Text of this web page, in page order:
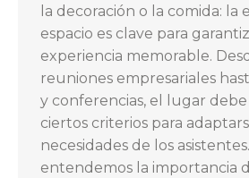
la decoración o la comida: la
espacio es clave para
experiencia memorable.
reuniones empresariales
y conferencias, el lugar
ciertos criterios para
necesidades de los
entendemos la importancia